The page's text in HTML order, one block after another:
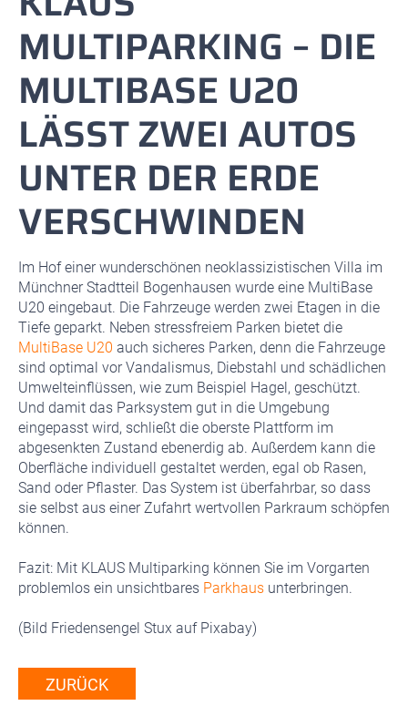
MULTIPARKING – DIE
MULTIBASE U20
LÄSST ZWEI AUTOS
UNTER DER ERDE
VERSCHWINDEN
Im Hof einer wunderschönen neoklassizistischen Villa im
Münchner Stadtteil Bogenhausen wurde eine MultiBase
U20 eingebaut. Die Fahrzeuge werden zwei Etagen in die
Tiefe geparkt. Neben stressfreiem Parken bietet die
MultiBase U20 auch sicheres Parken, denn die Fahrzeuge
sind optimal vor Vandalismus, Diebstahl und schädlichen
Umwelteinflüssen, wie zum Beispiel Hagel, geschützt.
Und damit das Parksystem gut in die Umgebung
eingepasst wird, schließt die oberste Plattform im
abgesenkten Zustand ebenerdig ab. Außerdem kann die
Oberfläche individuell gestaltet werden, egal ob Rasen,
Sand oder Pflaster. Das System ist überfahrbar, so dass
sie selbst aus einer Zufahrt wertvollen Parkraum schöpfen
können.
Fazit: Mit KLAUS Multiparking können Sie im Vorgarten
problemlos ein unsichtbares Parkhaus unterbringen.
(Bild Friedensengel Stux auf Pixabay)
ZURÜCK